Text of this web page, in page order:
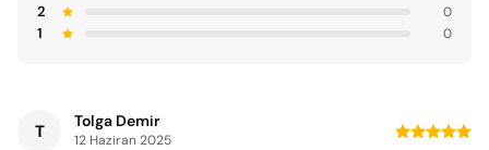
2 0
1 0
T Tolga Demir
12 Haziran 2025